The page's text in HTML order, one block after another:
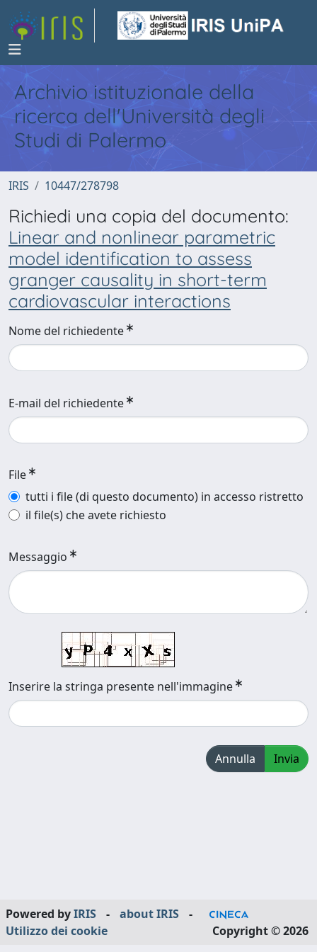
Archivio istituzionale della
ricerca dell'Università degli
Studi di Palermo
IRIS 10447/278798
Richiedi una copia del documento:
Linear and nonlinear parametric
model identification to assess
granger causality in short-term
cardiovascular interactions
Nome del richiedente
E-mail del richiedente
File
tutti i file (di questo documento) in accesso ristretto
il file(s) che avete richiesto
Messaggio
Inserire la stringa presente nell'immagine
Annulla Invia
Powered byIRIS - about IRIS
-
Utilizzo dei cookie
Copyright © 2026